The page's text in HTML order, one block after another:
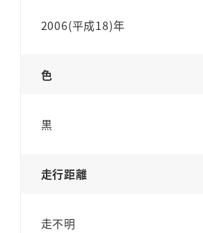
2006(平成18)年
色
黒
走行距離
走不明